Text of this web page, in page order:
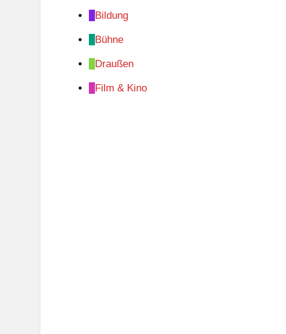
Bildung
Bühne
Draußen
Film & Kino